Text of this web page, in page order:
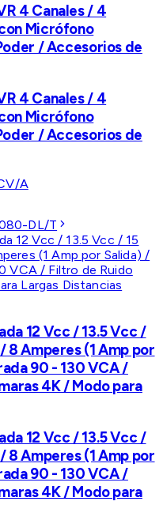
4 Canales / 4
Micrófono
/ Accesorios de
4 Canales / 4
Micrófono
/ Accesorios de
A
DL/T
12 Vcc / 13.5 Vcc /
8 Amperes (1 Amp por
90 - 130 VCA /
4K / Modo para
12 Vcc / 13.5 Vcc /
8 Amperes (1 Amp por
90 - 130 VCA /
4K / Modo para